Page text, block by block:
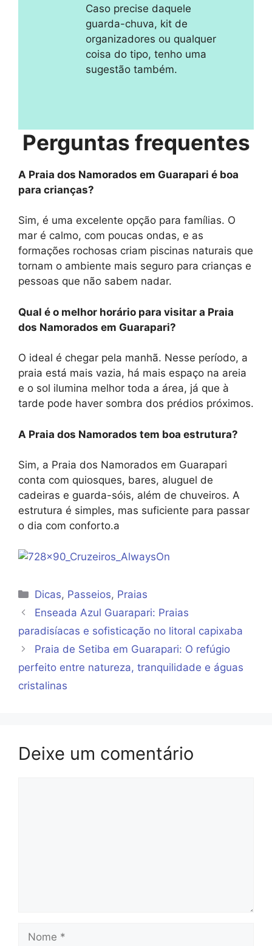
Caso precise daquele
guarda-chuva, kit de
organizadores ou qualquer
coisa do tipo, tenho uma
sugestão também.
Perguntas frequentes
A Praia dos Namorados em Guarapari é boa
para crianças?
Sim, é uma excelente opção para famílias. O
mar é calmo, com poucas ondas, e as
formações rochosas criam piscinas naturais que
tornam o ambiente mais seguro para crianças e
pessoas que não sabem nadar.
Qual é o melhor horário para visitar a Praia
dos Namorados em Guarapari?
O ideal é chegar pela manhã. Nesse período, a
praia está mais vazia, há mais espaço na areia
e o sol ilumina melhor toda a área, já que à
tarde pode haver sombra dos prédios próximos.
A Praia dos Namorados tem boa estrutura?
Sim, a Praia dos Namorados em Guarapari
conta com quiosques, bares, aluguel de
cadeiras e guarda-sóis, além de chuveiros. A
estrutura é simples, mas suficiente para passar
o dia com conforto.a
Categorias
Dicas, Passeios, Praias
Enseada Azul Guarapari: Praias
paradisíacas e sofisticação no litoral capixaba
Praia de Setiba em Guarapari: O refúgio
perfeito entre natureza, tranquilidade e águas
cristalinas
Deixe um comentário